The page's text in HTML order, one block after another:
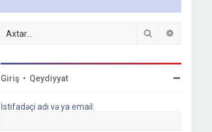
Axtar
Giriş • Qeydiyyat
İstifadəçi adı və ya email: